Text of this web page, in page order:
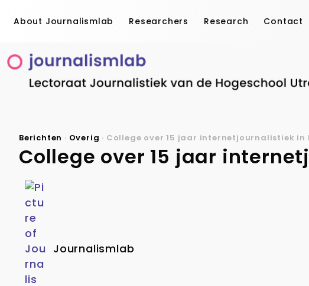
About Journalismlab Researchers Research Contact
Berichten · Overig · College over 15 jaar internetjournalistiek in
College over 15 jaar
Journalismlab